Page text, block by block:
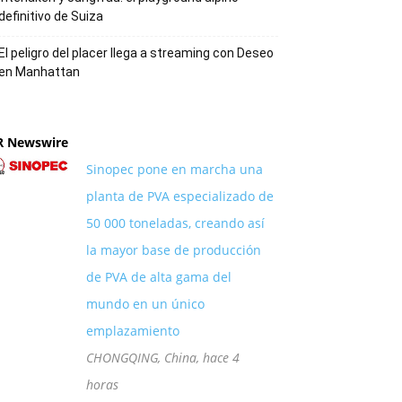
de Suiza
peligro del placer llega a streaming con Deseo
Manhattan
Newswire
Sinopec pone en marcha una
planta de PVA especializado de
50 000 toneladas, creando así
la mayor base de producción
de PVA de alta gama del
mundo en un único
emplazamiento
CHONGQING, China, hace 4
horas